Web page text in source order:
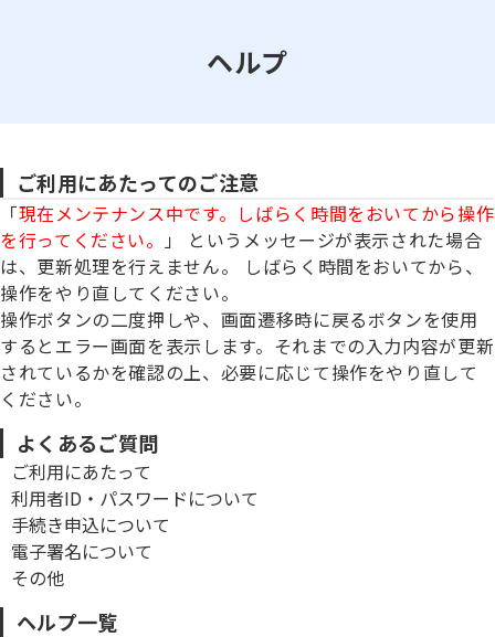
ヘルプ
ご利用にあたってのご注意
「現在メンテナンス中です。しばらく時間をおいてから操作
を行ってください。
」 というメッセージが表示された場合
は、更新処理を行えません。 しばらく時間をおいてから、
操作をやり直してください。
操作ボタンの二度押しや、画面遷移時に戻るボタンを使用
するとエラー画面を表示します。それまでの入力内容が更新
されているかを確認の上、必要に応じて操作をやり直して
ください。
よくあるご質問
ご利用にあたって
利用者ID・パスワードについて
手続き申込について
電子署名について
その他
ヘルプ一覧